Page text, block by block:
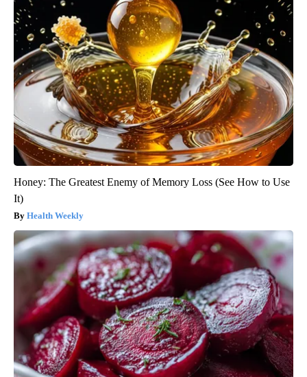
Honey: The Greatest Enemy of Memory Loss (See How to Use
It)
Health Weekly